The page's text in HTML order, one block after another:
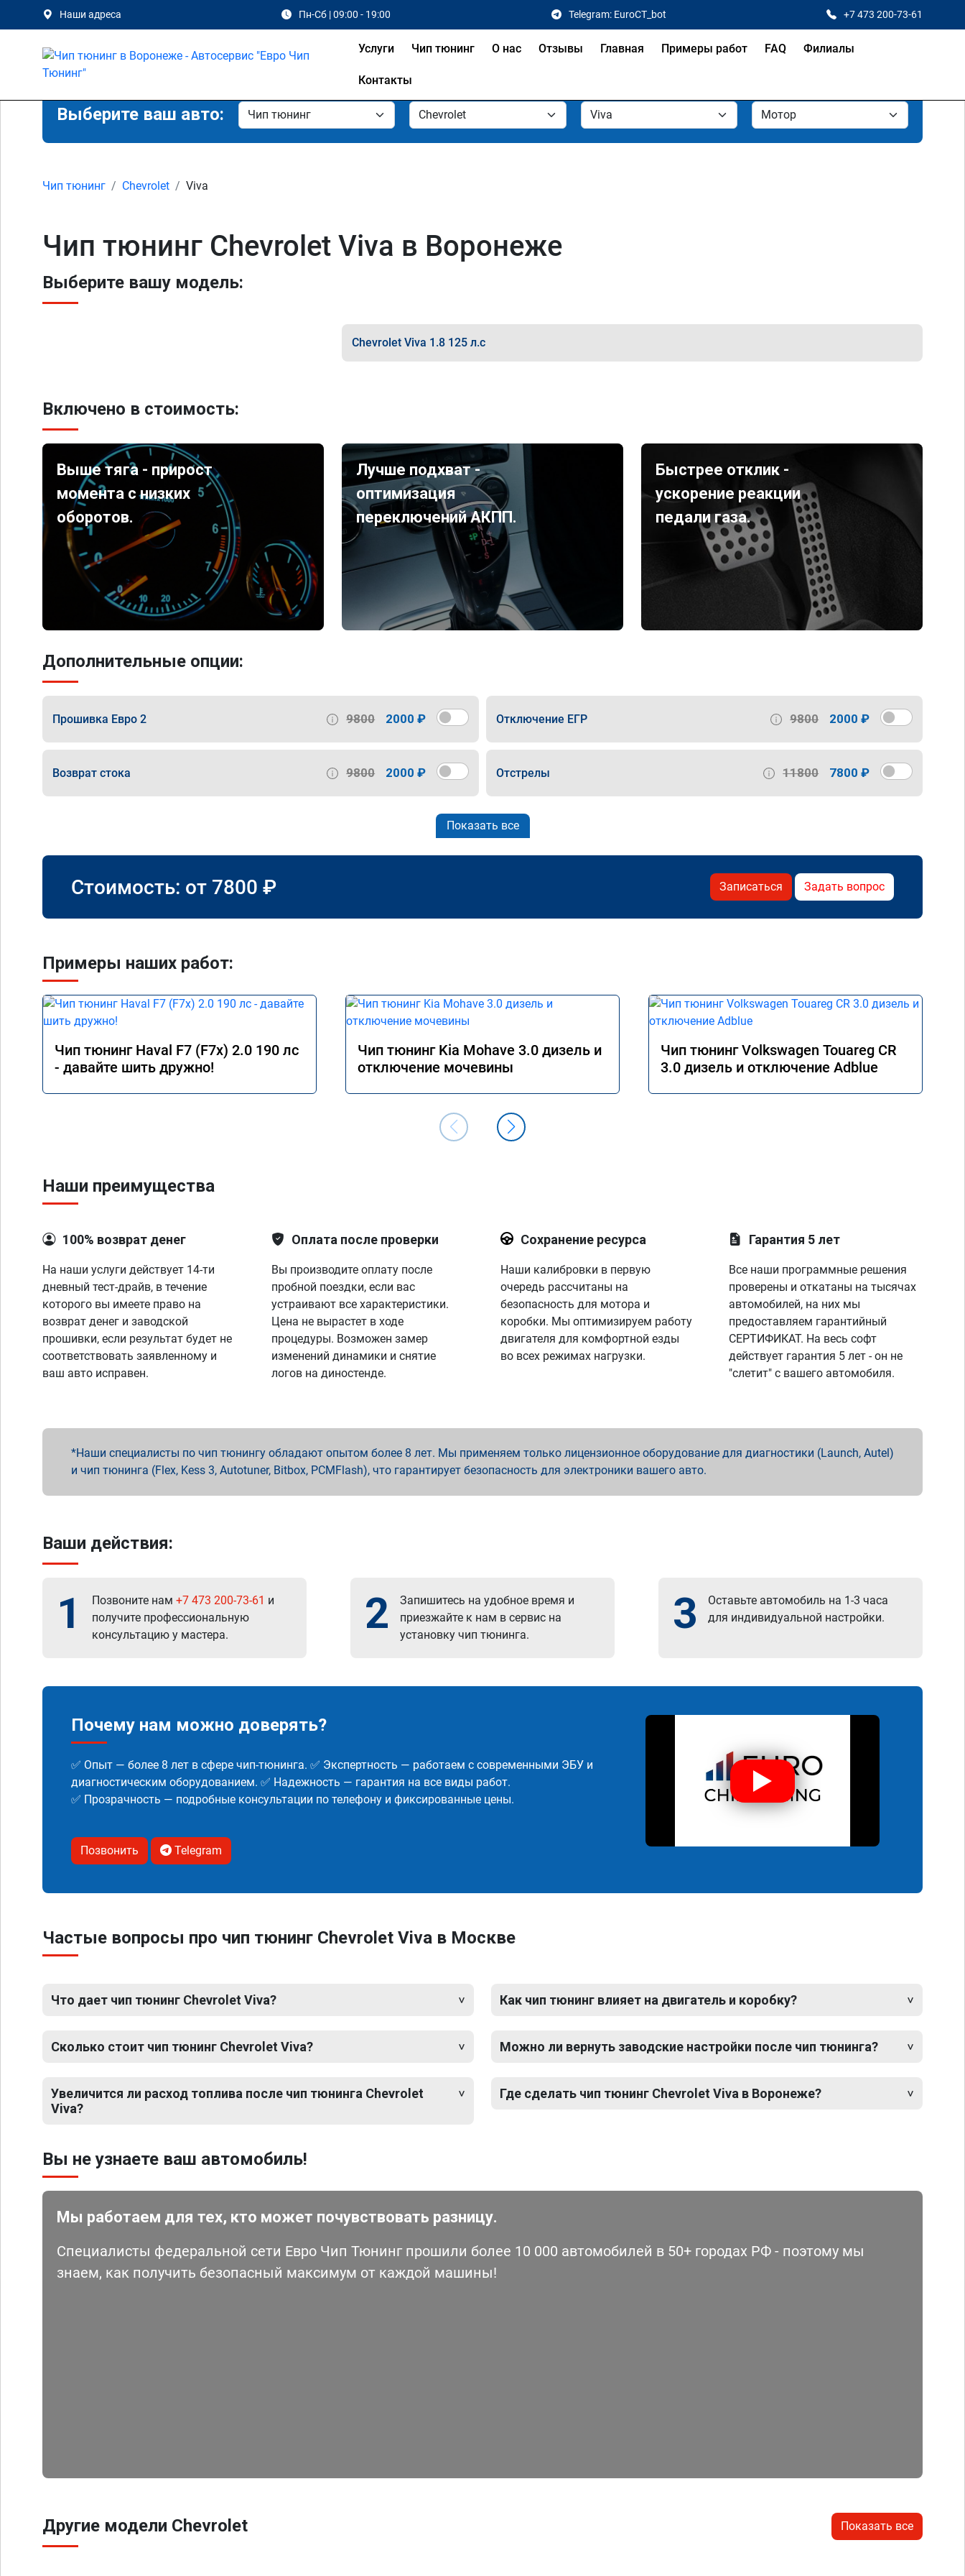
Наши адреса Пн-Сб | 09:00 - 19:00 Telegram: EuroCT_bot +7 473 200-73-61
Услуги Чип тюнинг О нас Отзывы Главная Примеры работ FAQ Филиалы
Контакты
Выберите ваш авто:
Чип тюнинг Chevrolet Viva
Чип тюнинг Chevrolet Viva в Воронеже
Выберите вашу модель:
Chevrolet Viva 1.8 125 л.с
Включено в стоимость:
Выше тяга - прирост
момента с низких
оборотов.
Лучше подхват -
оптимизация
переключений АКПП.
Быстрее отклик -
ускорение реакции
педали газа.
Дополнительные опции:
Прошивка Евро 2 9800 2000 ₽ Отключение ЕГР 9800 2000 ₽
Возврат стока 9800 2000 ₽ Отстрелы 11800 7800 ₽
Показать все
Стоимость: от 7800 ₽ Записаться Задать вопрос
Примеры наших работ:
Чип тюнинг Haval F7 (F7x) 2.0 190 лс
- давайте шить дружно!
Чип тюнинг Kia Mohave 3.0 дизель и
отключение мочевины
Чип тюнинг Volkswagen Touareg CR
3.0 дизель и отключение Adblue
Наши преимущества
100% возврат денег
На наши услуги действует 14-ти
дневный тест-драйв, в течение
которого вы имеете право на
возврат денег и заводской
прошивки, если результат будет не
соответствовать заявленному и
ваш авто исправен.
Оплата после проверки
Вы производите оплату после
пробной поездки, если вас
устраивают все характеристики.
Цена не вырастет в ходе
процедуры. Возможен замер
изменений динамики и снятие
логов на диностенде.
Сохранение ресурса
Наши калибровки в первую
очередь рассчитаны на
безопасность для мотора и
коробки. Мы оптимизируем работу
двигателя для комфортной езды
во всех режимах нагрузки.
Гарантия 5 лет
Все наши программные решения
проверены и откатаны на тысячах
автомобилей, на них мы
предоставляем гарантийный
СЕРТИФИКАТ. На весь софт
действует гарантия 5 лет - он не
"слетит" с вашего автомобиля.
Наши специалисты по чип тюнингу обладают опытом более 8 лет. Мы применяем только лицензионное оборудование для диагностики (Launch, Autel)
и чип тюнинга (Flex, Kess 3, Autotuner, Bitbox, PCMFlash), что гарантирует безопасность для электроники вашего авто.
Ваши действия:
1 Позвоните нам +7 473 200-73-61 и
получите профессиональную
консультацию у мастера.
2
Запишитесь на удобное время и
приезжайте к нам в сервис на
установку чип тюнинга.
3
Оставьте автомобиль на 1-3 часа
для индивидуальной настройки.
Почему нам можно доверять?
✅ Опыт — более 8 лет в сфере чип-тюнинга. ✅ Экспертность — работаем с современными ЭБУ и
диагностическим оборудованием. ✅ Надежность — гарантия на все виды работ.
✅ Прозрачность — подробные консультации по телефону и фиксированные цены.
Позвонить Telegram
Частые вопросы про чип тюнинг Chevrolet Viva в Москве
Что дает чип тюнинг Chevrolet Viva?
Сколько стоит чип тюнинг Chevrolet Viva?
Увеличится ли расход топлива после чип тюнинга Chevrolet
Viva?
Как чип тюнинг влияет на двигатель и коробку?
Можно ли вернуть заводские настройки после чип тюнинга?
Где сделать чип тюнинг Chevrolet Viva в Воронеже?
Вы не узнаете ваш автомобиль!
Мы работаем для тех, кто может почувствовать разницу.
Специалисты федеральной сети Евро Чип Тюнинг прошили более 10 000 автомобилей в 50+ городах РФ - поэтому мы
знаем, как получить безопасный максимум от каждой машины!
Другие модели Chevrolet Показать все